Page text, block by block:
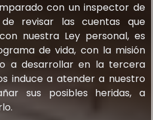
con un inspector de
revisar las cuentas que
nuestra Ley personal, es
de vida, con la misión
a desarrollar en la tercera
induce a atender a nuestro
sus posibles heridas, a